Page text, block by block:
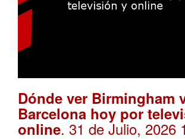
Dónde ver Birmingham
Barcelona hoy por
online. 31 de Julio, 2026